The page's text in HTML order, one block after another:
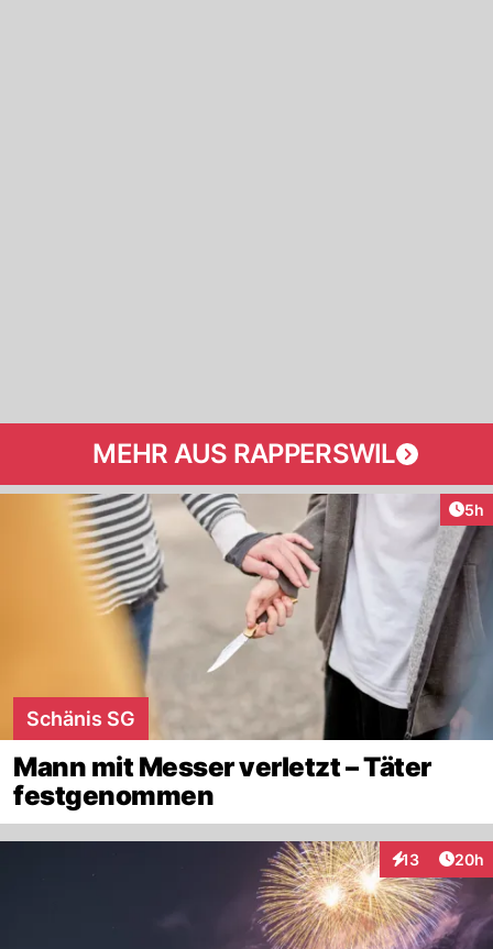
MEHR AUS RAPPERSWIL
5h
Schänis SG
Mann mit Messer verletzt – Täter
festgenommen
13
Interaktionen
20h